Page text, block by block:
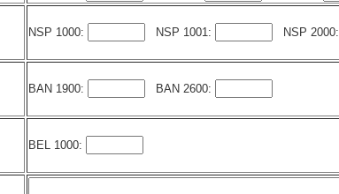
NSP 1000: NSP 1001: NSP 2000:
BAN 1900: BAN 2600:
BEL 1000: